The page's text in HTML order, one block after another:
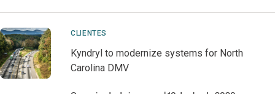
CLIENTES
Kyndryl to modernize systems for North
Carolina DMV